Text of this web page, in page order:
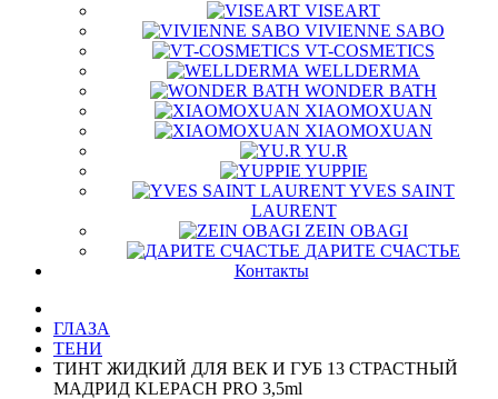
VISEART
VIVIENNE SABO
VT-COSMETICS
WELLDERMA
WONDER BATH
XIAOMOXUAN
XIAOMOXUAN
YU.R
YUPPIE
YVES SAINT
LAURENT
ZEIN OBAGI
ДАРИТЕ СЧАСТЬЕ
Контакты
ГЛАЗА
ТЕНИ
ТИНТ ЖИДКИЙ ДЛЯ ВЕК И ГУБ 13 СТРАСТНЫЙ
МАДРИД KLEPACH PRO 3,5ml